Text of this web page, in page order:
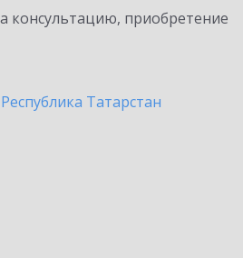
консультацию, приобретение
Республика Татарстан